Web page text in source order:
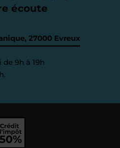
écoute
27000 Evreux
9h à 19h